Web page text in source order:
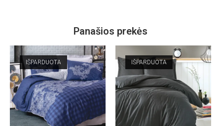
Panašios prekės
IŠPARDUOTA IŠPARDUOTA